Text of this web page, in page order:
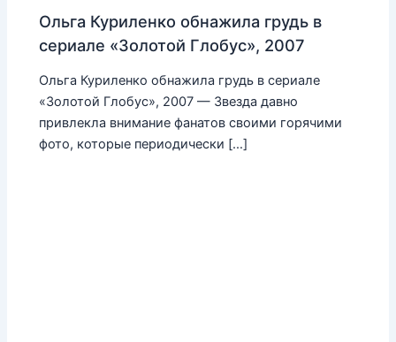
Ольга Куриленко обнажила грудь в
сериале «Золотой Глобус», 2007
Ольга Куриленко обнажила грудь в сериале
«Золотой Глобус», 2007 — Звезда давно
привлекла внимание фанатов своими горячими
фото, которые периодически […]